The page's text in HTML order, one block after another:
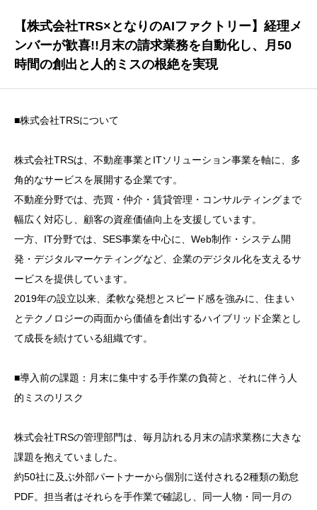
【株式会社TRS×となりのAIファクトリー】経理メ
ンバーが歓喜!!月末の請求業務を自動化し、月50
時間の創出と人的ミスの根絶を実現
■株式会社TRSについて
株式会社TRSは、不動産事業とITソリューション事業を軸に、多
角的なサービスを展開する企業です。
不動産分野では、売買・仲介・賃貸管理・コンサルティングまで
幅広く対応し、顧客の資産価値向上を支援しています。
一方、IT分野では、SES事業を中心に、Web制作・システム開
発・デジタルマーケティングなど、企業のデジタル化を支えるサ
ービスを提供しています。
2019年の設立以来、柔軟な発想とスピード感を強みに、住まい
とテクノロジーの両面から価値を創出するハイブリッド企業とし
て成長を続けている組織です。
■導入前の課題：月末に集中する手作業の負荷と、それに伴う人
的ミスのリスク
株式会社TRSの管理部門は、毎月訪れる月末の請求業務に大きな
課題を抱えていました。
約50社に及ぶ外部パートナーから個別に送付される2種類の勤怠
PDF。担当者はそれらを手作業で確認し、 同一人物・同一月の